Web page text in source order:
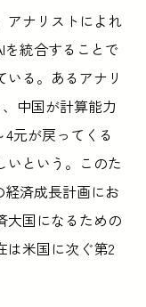
アナリストによれ
統合することで
る。あるアナリ
中国が計算能力
元が戻ってくる
いという。このた
済成長計画にお
大国になるための
は米国に次ぐ第2